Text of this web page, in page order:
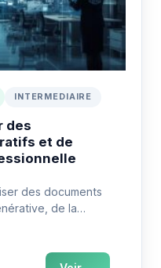
INTERMEDIAIRE
des
et de
des documents
de la
des modèles.